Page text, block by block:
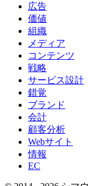
広告
価値
組織
メディア
コンテンツ
戦略
サービス設計
錯覚
ブランド
会計
顧客分析
Webサイト
情報
EC